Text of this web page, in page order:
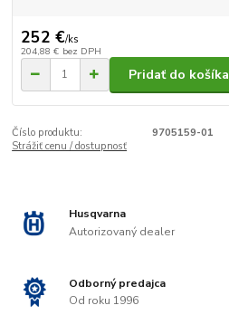
252 €/ks
204,88 € bez DPH
Pridať do košíka
Číslo produktu:
9705159-01
Strážiť cenu / dostupnosť
Husqvarna
Autorizovaný dealer
Odborný predajca
Od roku 1996